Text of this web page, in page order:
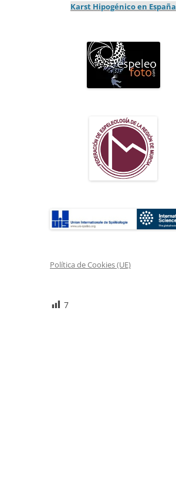
Karst Hipogénico en España
Política de Cookies (UE)
7